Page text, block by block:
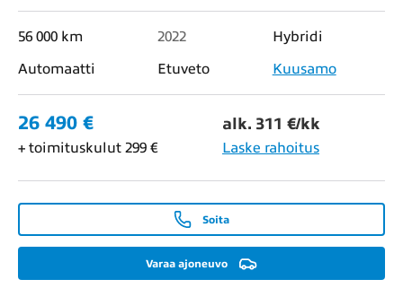
56 000 km 2022
Hybridi
Automaatti
Etuveto Kuusamo
26 490 € alk. 311 €/kk
+ toimituskulut 299 € Laske rahoitus
Soita
Varaa ajoneuvo